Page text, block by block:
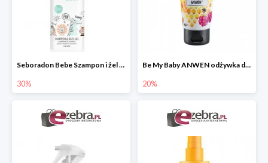
Seboradon Bebe Szampon i żel do mycia 2w1
30%
Be My Baby ANWEN odżywka do włosów dla dzieci
20%